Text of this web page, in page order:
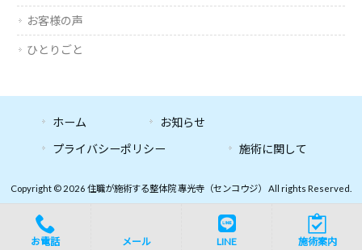
お客様の声
ひとりごと
ホーム
お知らせ
プライバシーポリシー
施術に関して
Copyright © 2026 住職が施術する整体院 專光寺（センコウジ） All rights Reserved.
お電話 メール LINE 施術案内